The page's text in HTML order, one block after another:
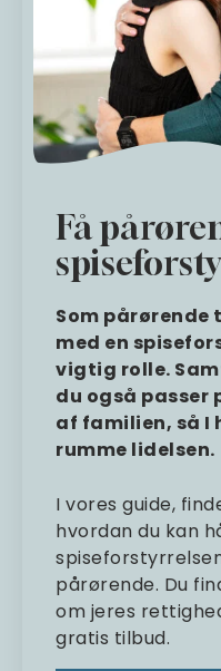
Få
Som pårørende
med en
vigtig rolle.
du også passer
af familien, så I
rumme lidelsen.
I vores guide,
hvordan du kan
pårørende. Du
om jeres
gratis tilbud.